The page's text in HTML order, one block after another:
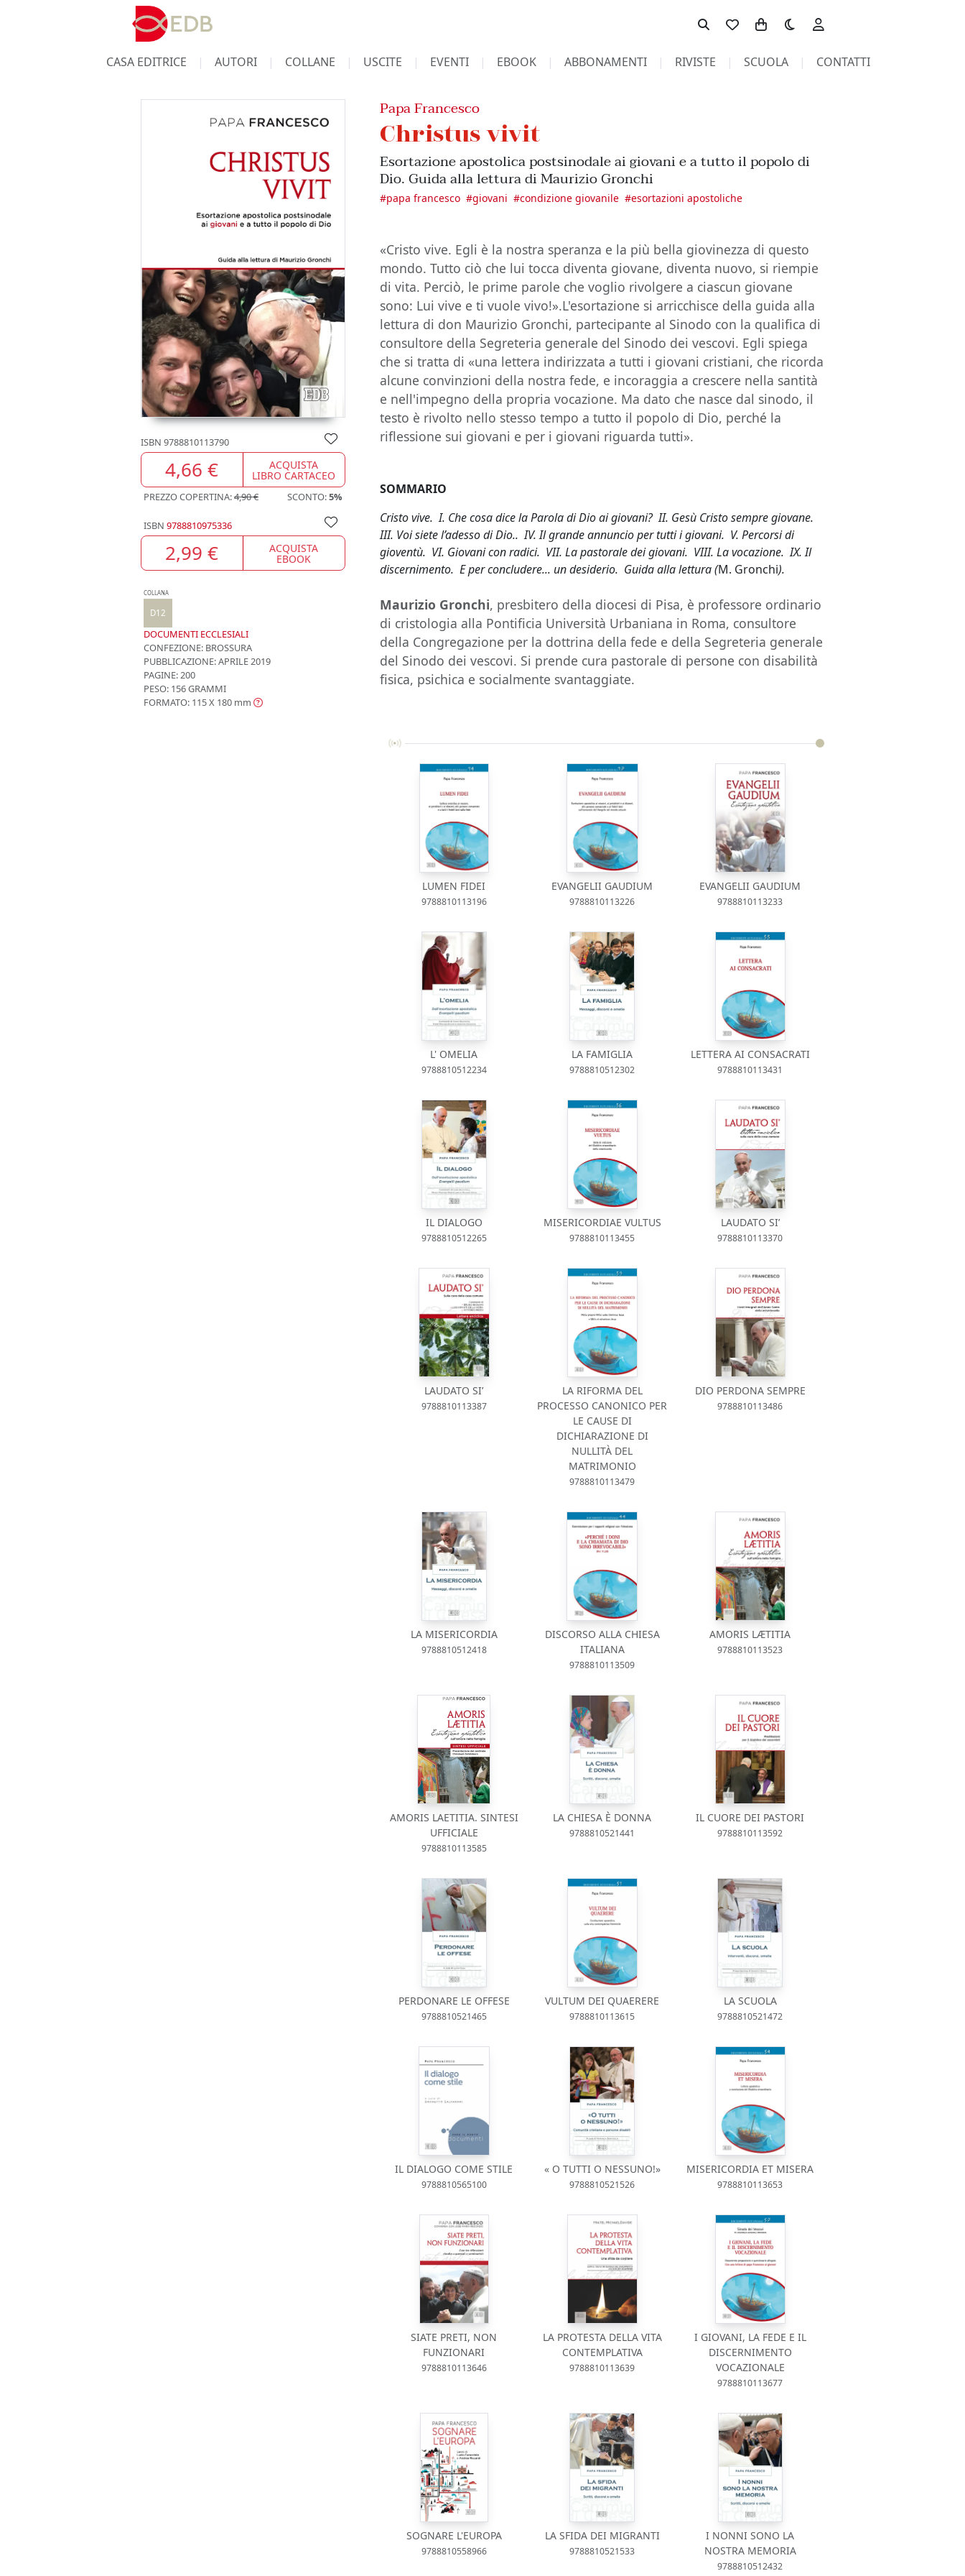
Toggle theme
CASA EDITRICE AUTORI COLLANE USCITE EVENTI EBOOK ABBONAMENTI RIVISTE SCUOLA CONTATTI
ISBN 9788810113790
4,66 € ACQUISTA
LIBRO CARTACEO
PREZZO COPERTINA:4,90 € SCONTO:5%
ISBN 9788810975336
2,99 € ACQUISTA
EBOOK
COLLANA
D12
DOCUMENTI ECCLESIALI
CONFEZIONE: BROSSURA
PUBBLICAZIONE:APRILE 2019
PAGINE: 200
PESO: 156 GRAMMI
FORMATO: 115 X 180 mm
Papa Francesco
Christus vivit
Esortazione apostolica postsinodale ai giovani e a tutto il popolo di
Dio. Guida alla lettura di Maurizio Gronchi
#papa francesco #giovani #condizione giovanile #esortazioni apostoliche
«Cristo vive. Egli è la nostra speranza e la più bella giovinezza di questo
mondo. Tutto ciò che lui tocca diventa giovane, diventa nuovo, si riempie
di vita. Perciò, le prime parole che voglio rivolgere a ciascun giovane
sono: Lui vive e ti vuole vivo!».L'esortazione si arricchisce della guida alla
lettura di don Maurizio Gronchi, partecipante al Sinodo con la qualifica di
consultore della Segreteria generale del Sinodo dei vescovi. Egli spiega
che si tratta di «una lettera indirizzata a tutti i giovani cristiani, che ricorda
alcune convinzioni della nostra fede, e incoraggia a crescere nella santità
e nell'impegno della propria vocazione. Ma dato che nasce dal sinodo, il
testo è rivolto nello stesso tempo a tutto il popolo di Dio, perché la
riflessione sui giovani e per i giovani riguarda tutti».
SOMMARIO
Cristo vive. I. Che cosa dice la Parola di Dio ai giovani? II. Gesù Cristo sempre giovane.
III. Voi siete l’adesso di Dio.. IV. Il grande annuncio per tutti i giovani. V. Percorsi di
gioventù. VI. Giovani con radici. VII. La pastorale dei giovani. VIII. La vocazione. IX. Il
discernimento. E per concludere... un desiderio. Guida alla lettura (M. Gronchi).
Maurizio Gronchi, presbitero della diocesi di Pisa, è professore ordinario
di cristologia alla Pontificia Università Urbaniana in Roma, consultore
della Congregazione per la dottrina della fede e della Segreteria generale
del Sinodo dei vescovi. Si prende cura pastorale di persone con disabilità
fisica, psichica e socialmente svantaggiate.
LUMEN FIDEI
9788810113196
EVANGELII GAUDIUM
9788810113226
EVANGELII GAUDIUM
9788810113233
L' OMELIA
9788810512234
LA FAMIGLIA
9788810512302
LETTERA AI CONSACRATI
9788810113431
IL DIALOGO
9788810512265
MISERICORDIAE VULTUS
9788810113455
LAUDATO SI’
9788810113370
LAUDATO SI’
9788810113387
LA RIFORMA DEL
PROCESSO CANONICO PER
LE CAUSE DI
DICHIARAZIONE DI
NULLITÀ DEL
MATRIMONIO
9788810113479
DIO PERDONA SEMPRE
9788810113486
LA MISERICORDIA
9788810512418
DISCORSO ALLA CHIESA
ITALIANA
9788810113509
AMORIS LÆTITIA
9788810113523
AMORIS LAETITIA. SINTESI
UFFICIALE
9788810113585
LA CHIESA È DONNA
9788810521441
IL CUORE DEI PASTORI
9788810113592
PERDONARE LE OFFESE
9788810521465
VULTUM DEI QUAERERE
9788810113615
LA SCUOLA
9788810521472
IL DIALOGO COME STILE
9788810565100
« O TUTTI O NESSUNO!»
9788810521526
MISERICORDIA ET MISERA
9788810113653
SIATE PRETI, NON
FUNZIONARI
9788810113646
LA PROTESTA DELLA VITA
CONTEMPLATIVA
9788810113639
I GIOVANI, LA FEDE E IL
DISCERNIMENTO
VOCAZIONALE
9788810113677
SOGNARE L'EUROPA
9788810558966
LA SFIDA DEI MIGRANTI
9788810521533
I NONNI SONO LA
NOSTRA MEMORIA
9788810512432